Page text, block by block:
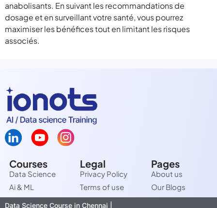
anabolisants. En suivant les recommandations de
dosage et en surveillant votre santé, vous pourrez
maximiser les bénéfices tout en limitant les risques
associés.
Courses
Data Science
Ai & ML
Legal
Privacy Policy
Terms of use
Pages
About us
Our Blogs
Data Science Course in Chennai |